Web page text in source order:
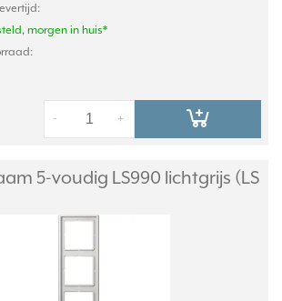
morgen in huis*
+
-
5-voudig LS990 lichtgrijs (LS